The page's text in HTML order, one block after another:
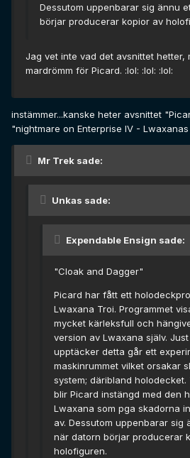
Dessutom uppenbarar sig ännu
börjar producerar kopior av
Jag vet inte vad det avsnittet hetter,
mardrömm för Picard. :lol: :lol: :lol:
instämmer...kanske heter avsnittet
"nightmare on Enterprise IV -
Mr Trek sade:
Unkas sade:
Expendable Ensign sade:
"Cloak and Dagger"
Picard har fått ett
Lwaxana Troi. Programmet
mycket kärleksfull och
version av Lwaxana själv.
upptäcker detta går ett
maskinrummet vilket orsakar
system; däribland
blir Picard instängd med den
Lwaxana som pga skadorna
av. Dessutom uppenbarar sig
när datorn börjar producerar
holofiguren.